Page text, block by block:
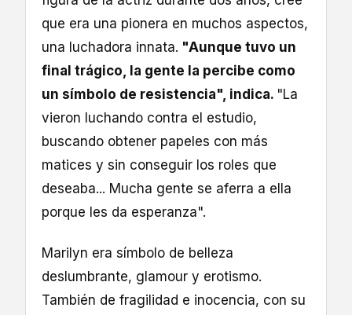
que era una pionera en muchos aspectos,
una luchadora innata. "Aunque tuvo un
final trágico, la gente la percibe como
un símbolo de resistencia", indica. "La
vieron luchando contra el estudio,
buscando obtener papeles con más
matices y sin conseguir los roles que
deseaba... Mucha gente se aferra a ella
porque les da esperanza".
Marilyn era símbolo de belleza
deslumbrante, glamour y erotismo.
También de fragilidad e inocencia, con su